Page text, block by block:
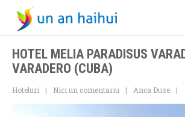
HOTEL MELIA PARADISUS
VARADERO (CUBA)
Hoteluri Nici un comentariu Anca Duse